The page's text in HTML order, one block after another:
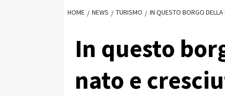
HOME NEWS TURISMO IN QUESTO BORGO DELLA
In questo
nato e